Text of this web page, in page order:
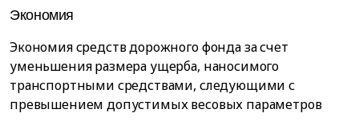
Экономия
Экономия средств дорожного фонда за счет
уменьшения размера ущерба, наносимого
транспортными средствами, следующими с
превышением допустимых весовых параметров